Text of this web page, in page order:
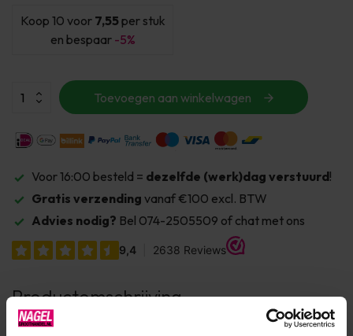
Koop 10 voor 7,55per stuk
en bespaar -5%
Toevoegen aan winkelwagen
Voor 16:00 besteld = dezelfde (werk)dag verstuurd!
Gratis verzending vanaf €100 excl. BTW
Advies nodig? Bel 074-2505509 of chat met ons
Productomschrijving
Deze zwarte nitril handschoenen zijn poedervrij en voorzien